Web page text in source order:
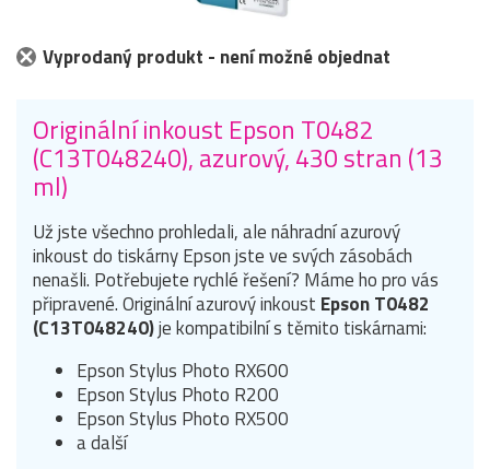
Vyprodaný produkt - není možné objednat
Originální inkoust Epson T0482
(C13T048240), azurový, 430 stran (13
ml)
Už jste všechno prohledali, ale náhradní azurový
inkoust do tiskárny Epson jste ve svých zásobách
nenašli. Potřebujete rychlé řešení? Máme ho pro vás
připravené. Originální azurový inkoust Epson T0482
(C13T048240)je kompatibilní s těmito tiskárnami:
Epson Stylus Photo RX600
Epson Stylus Photo R200
Epson Stylus Photo RX500
a další